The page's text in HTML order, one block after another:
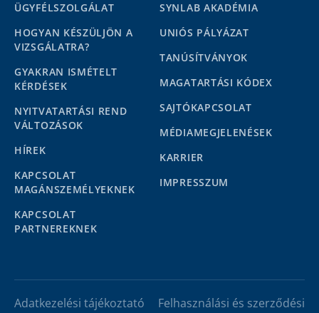
ÜGYFÉLSZOLGÁLAT
HOGYAN KÉSZÜLJÖN A
VIZSGÁLATRA?
GYAKRAN ISMÉTELT
KÉRDÉSEK
NYITVATARTÁSI REND
VÁLTOZÁSOK
HÍREK
KAPCSOLAT
MAGÁNSZEMÉLYEKNEK
KAPCSOLAT
PARTNEREKNEK
SYNLAB AKADÉMIA
UNIÓS PÁLYÁZAT
TANÚSÍTVÁNYOK
MAGATARTÁSI KÓDEX
SAJTÓKAPCSOLAT
MÉDIAMEGJELENÉSEK
KARRIER
IMPRESSZUM
Adatkezelési tájékoztató
Felhasználási és szerződési